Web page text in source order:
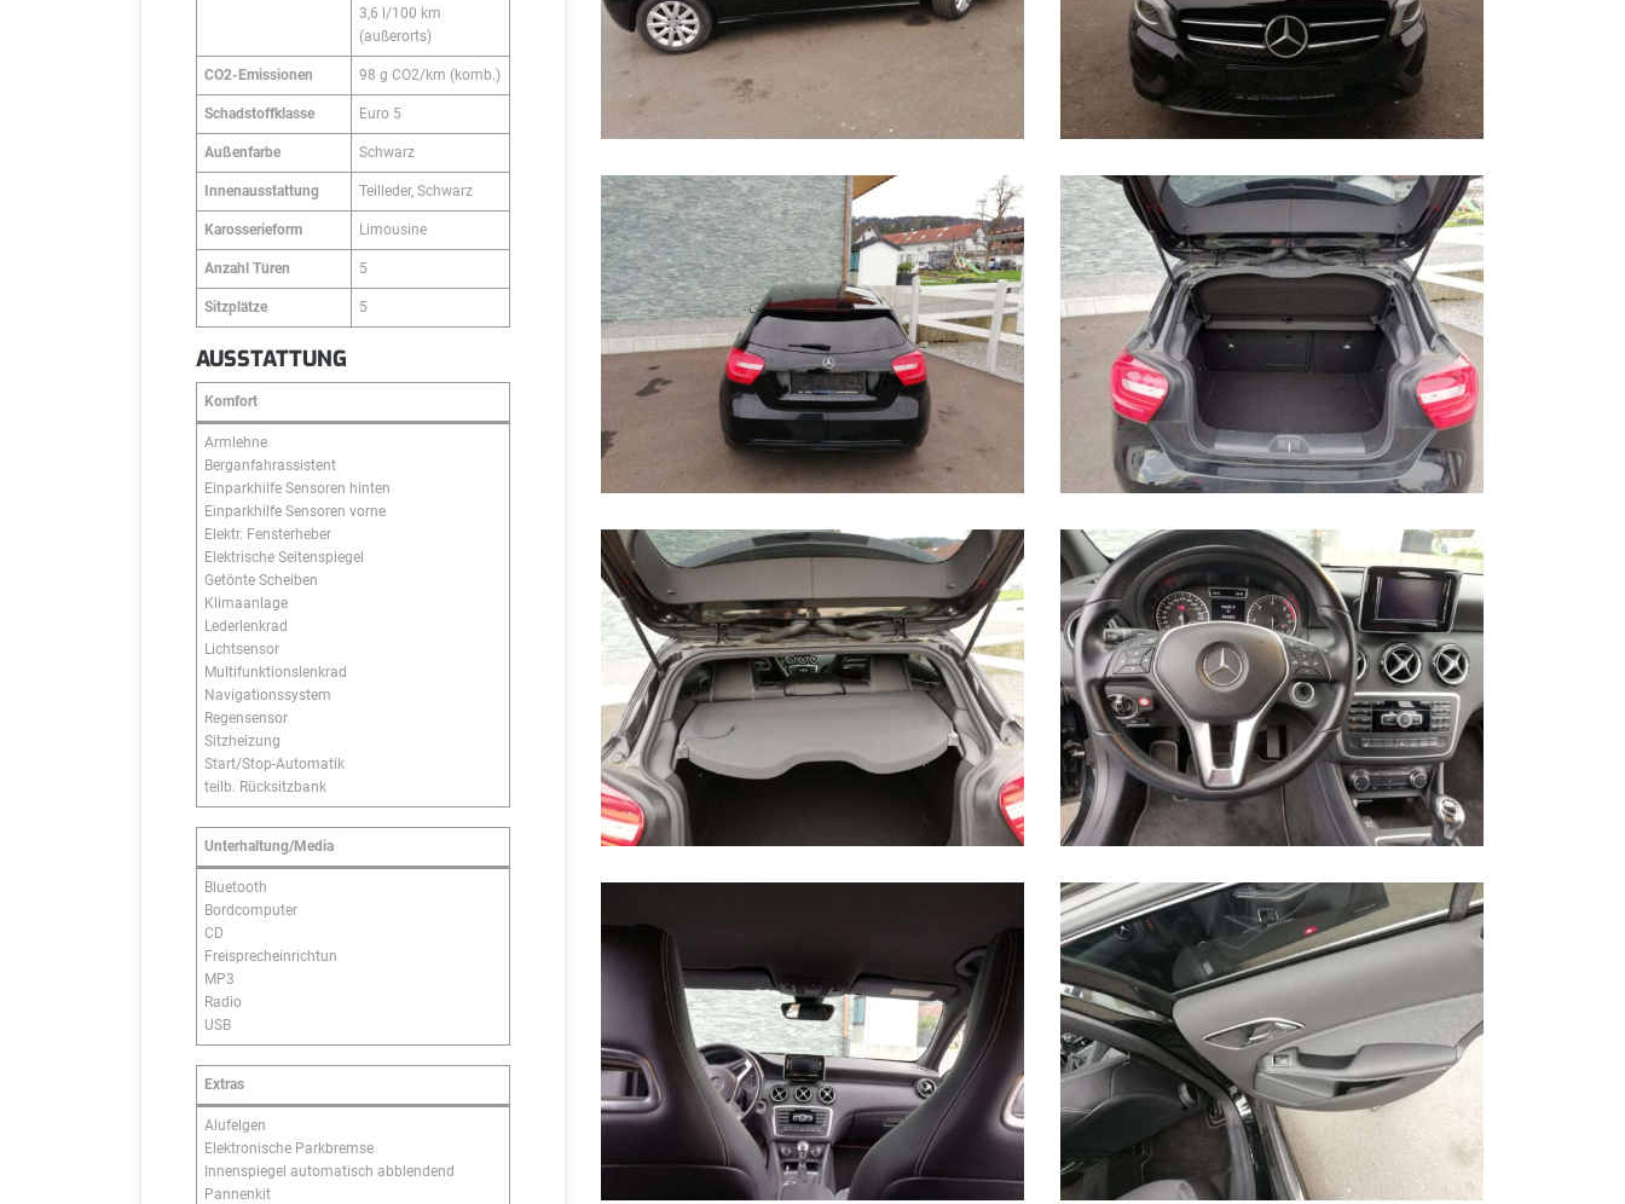
3,6 l/100 km
(außerorts)
CO2-Emissionen 98 g CO2/km (komb.)
Schadstoffklasse Euro 5
Außenfarbe Schwarz
Innenausstattung Teilleder, Schwarz
Karosserieform Limousine
Anzahl Türen 5
Sitzplätze 5
AUSSTATTUNG
Komfort
Armlehne
Berganfahrassistent
Einparkhilfe Sensoren hinten
Einparkhilfe Sensoren vorne
Elektr. Fensterheber
Elektrische Seitenspiegel
Getönte Scheiben
Klimaanlage
Lederlenkrad
Lichtsensor
Multifunktionslenkrad
Navigationssystem
Regensensor
Sitzheizung
Start/Stop-Automatik
teilb. Rücksitzbank
Unterhaltung/Media
Bluetooth
Bordcomputer
CD
Freisprecheinrichtun
MP3
Radio
USB
Extras
Alufelgen
Elektronische Parkbremse
Innenspiegel automatisch abblendend
Pannenkit